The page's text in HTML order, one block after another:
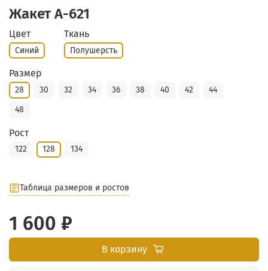
Жакет А-621
Цвет
Синий
Ткань
Полушерсть
Размер
28 30 32 34 36 38 40 42
44
48
Рост
122 128 134
Таблица размеров и ростов
1 600 ₽
В корзину